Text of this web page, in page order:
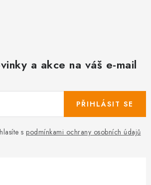
a akce na váš e-mail
s podmínkami ochrany osobních údajů
PŘIHLÁSIT SE